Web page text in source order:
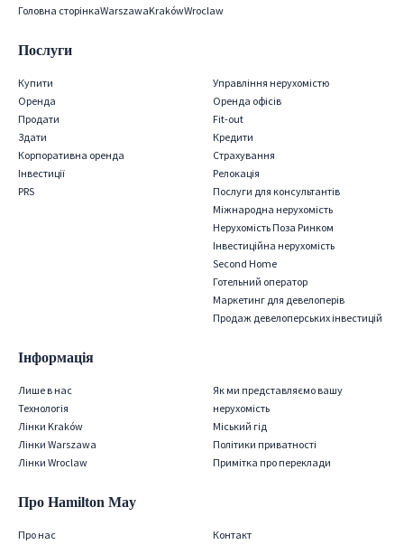
Головна сторінкаWarszawaKrakówWroclaw
Послуги
Купити
Оренда
Продати
Здати
Корпоративна оренда
Iнвестиції
PRS
Управління нерухомістю
Оренда офісів
Fit-out
Кредити
Страхування
Релокація
Послуги для консультантів
Міжнародна нерухомість
Нерухомість Поза Ринком
Інвестиційна нерухомість
Second Home
Готельний оператор
Маркетинг для девелоперів
Продаж девелоперських інвестицій
Інформація
Лише в нас
Технологія
Лінки Kraków
Лінки Warszawa
Лінки Wroclaw
Як ми представляємо вашу
нерухомість
Міський гід
Політики приватності
Примітка про переклади
Про Hamilton May
Про нас
Контакт